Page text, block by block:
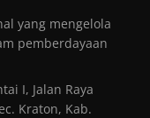
yang mengelola
pemberdayaan
I, Jalan Raya
Kraton, Kab.